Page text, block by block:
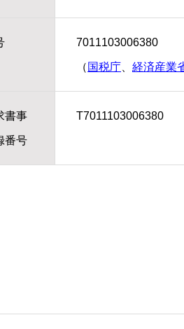
7011103006380
（ 国税庁 経済産業
書事
番号
T7011103006380